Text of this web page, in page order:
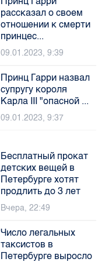
рассказал о своем
отношении к смерти
принцес...
09.01.2023, 9:39
Принц Гарри назвал
супругу короля
Карла III "опасной ...
09.01.2023, 9:37
Бесплатный прокат
детских вещей в
Петербурге хотят
продлить до 3 лет
Вчера, 22:49
Число легальных
таксистов в
Петербурге выросло